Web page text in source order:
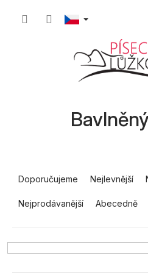
a
í
Doporučujeme Nejlevnější
Nejprodávanější Abecedně